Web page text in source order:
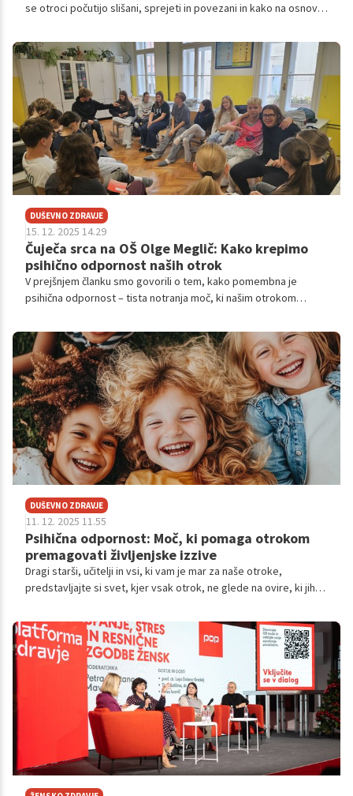
se otroci počutijo slišani, sprejeti in povezani in kako na osnovni
vsakdanje izzive.
DUŠEVNO ZDRAVJE
15. 12. 2025 14.29
Čuječa srca na OŠ Olge Meglič: Kako krepimo
psihično odpornost naših otrok
V prejšnjem članku smo govorili o tem, kako pomembna je
psihična odpornost – tista notranja moč, ki našim otrokom
zdrave odnose. Danes pa vas želimo povabiti bližje, v razrede
na Osnovni šoli Olge Meglič, kjer to moč gradijo vsak dan z
veseljem in preprostimi koraki.
DUŠEVNO ZDRAVJE
11. 12. 2025 11.55
Psihična odpornost: Moč, ki pomaga otrokom
premagovati življenjske izzive
Dragi starši, učitelji in vsi, ki vam je mar za naše otroke,
predstavljajte si svet, kjer vsak otrok, ne glede na ovire, ki jih